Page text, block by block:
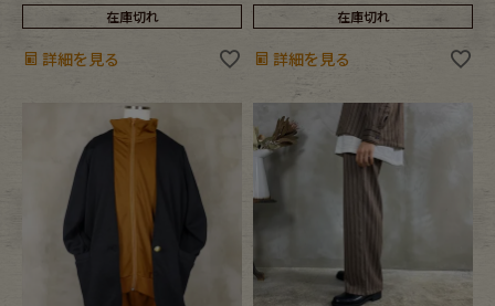
在庫切れ
詳細を見る
在庫切れ
詳細を見る